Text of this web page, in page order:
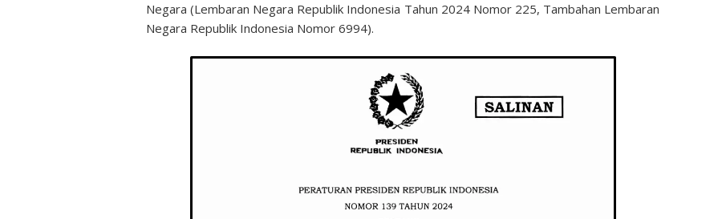
Negara (Lembaran Negara Republik Indonesia Tahun 2024 Nomor 225, Tambahan Lembaran
Negara Republik Indonesia Nomor 6994).